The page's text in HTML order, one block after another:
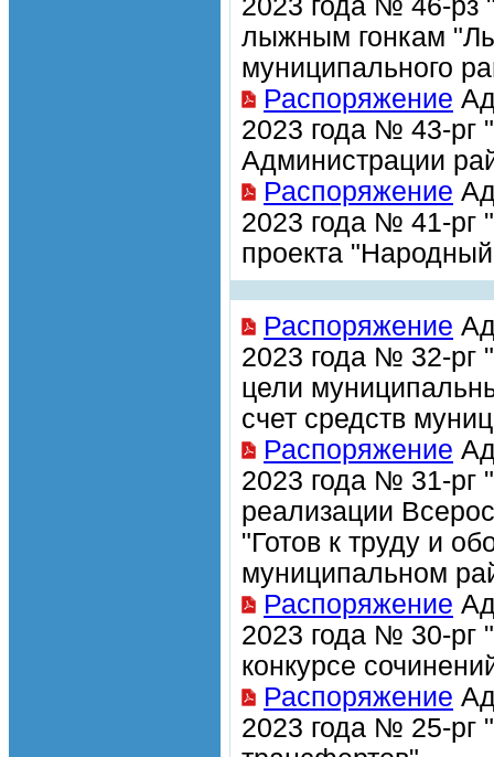
2023 года № 46-рз
лыжным гонкам
муниципального
Распоряжение
2023 года № 43-рг
Администрации
Распоряжение
2023 года № 41-рг
проекта
Распоряжение
2023 года № 32-рг
цели
счет средств
Распоряжение
2023 года № 31-рг
реализации
"Готов к труду и
муниципальном
Распоряжение
2023 года № 30-рг
конкурсе
Распоряжение
2023 года № 25-рг